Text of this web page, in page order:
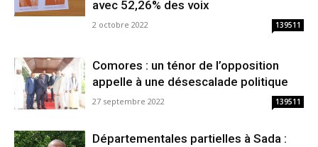
avec 52,26% des voix
2 octobre 2022 139511
Comores : un ténor de l’opposition
appelle à une désescalade politique
27 septembre 2022 139511
Départementales partielles à Sada :